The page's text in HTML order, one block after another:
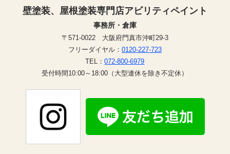
壁塗装、屋根塗装専門店アビリティペイント
事務所・倉庫
〒571-0022 大阪府門真市沖町29-3
フリーダイヤル： 0120-227-723
TEL：072-800-6979
受付時間10:00～18:00（大型連休を除き不定休）